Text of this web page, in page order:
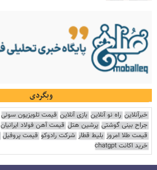
وبگردی
خبرآنلاین راه نو آنلاین بازی آنلاین قیمت تلویزیون سونی
جراح بینی گوشتی پرشین هتل قیمت آهن فولاد ایرانیان
قیمت طلا امروز بلیط قطار شرکت رادوکو قیمت پروفیل
خرید اکانت chatgpt